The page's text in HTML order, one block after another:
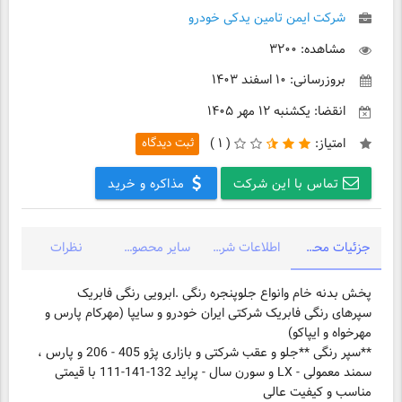
شرکت ایمن تامین یدکی خودرو
مشاهده: ۳۲۰۰
بروزرسانی: ۱۰ اسفند ۱۴۰۳
انقضا: یکشنبه ۱۲ مهر ۱۴۰۵
امتیاز:
( ۱ ) ثبت دیدگاه
تماس با این شرکت مذاکره و خرید
جزئیات محصول اطلاعات شرکت سایر محصولات شرکت نظرات
پخش بدنه خام وانواع جلوپنجره رنگی .ابرویی رنگی فابریک
سپرهای رنگی فابریک شرکتی ایران خودرو و سایپا (مهرکام پارس و
مهرخواه و ایپاکو)
**سپر رنگی **جلو و عقب شرکتی و بازاری پژو 405 - 206 و پارس ،
سمند معمولی - LX و سورن سال - پراید 132-141-111 با قیمتی